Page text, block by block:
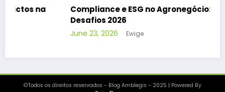
Compliance e ESG no Agronegócio: Superando
Desafios 2026
Ewige
©Todos os direitos reservados - Blog Amblegis - 2025 | Powered By